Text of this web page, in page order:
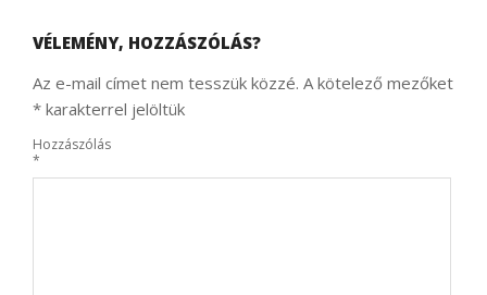
VÉLEMÉNY, HOZZÁSZÓLÁS?
Az e-mail címet nem tesszük közzé. A kötelező mezőket
* karakterrel jelöltük
Hozzászólás
*